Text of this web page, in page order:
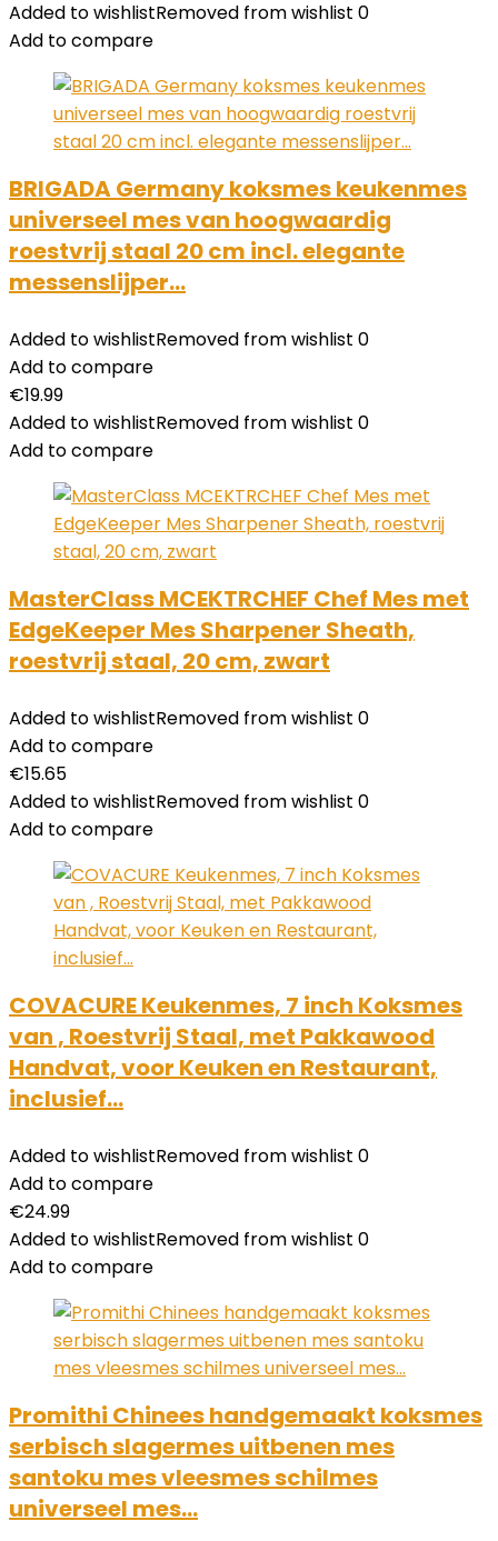
Added to wishlistRemoved from wishlist 0
Add to compare
BRIGADA Germany koksmes keukenmes
universeel mes van hoogwaardig
roestvrij staal 20 cm incl. elegante
messenslijper…
Added to wishlistRemoved from wishlist 0
Add to compare
€19.99
Added to wishlistRemoved from wishlist 0
Add to compare
MasterClass MCEKTRCHEF Chef Mes met
EdgeKeeper Mes Sharpener Sheath,
roestvrij staal, 20 cm, zwart
Added to wishlistRemoved from wishlist 0
Add to compare
€15.65
Added to wishlistRemoved from wishlist 0
Add to compare
COVACURE Keukenmes, 7 inch Koksmes
van , Roestvrij Staal, met Pakkawood
Handvat, voor Keuken en Restaurant,
inclusief…
Added to wishlistRemoved from wishlist 0
Add to compare
€24.99
Added to wishlistRemoved from wishlist 0
Add to compare
Promithi Chinees handgemaakt koksmes
serbisch slagermes uitbenen mes
santoku mes vleesmes schilmes
universeel mes…